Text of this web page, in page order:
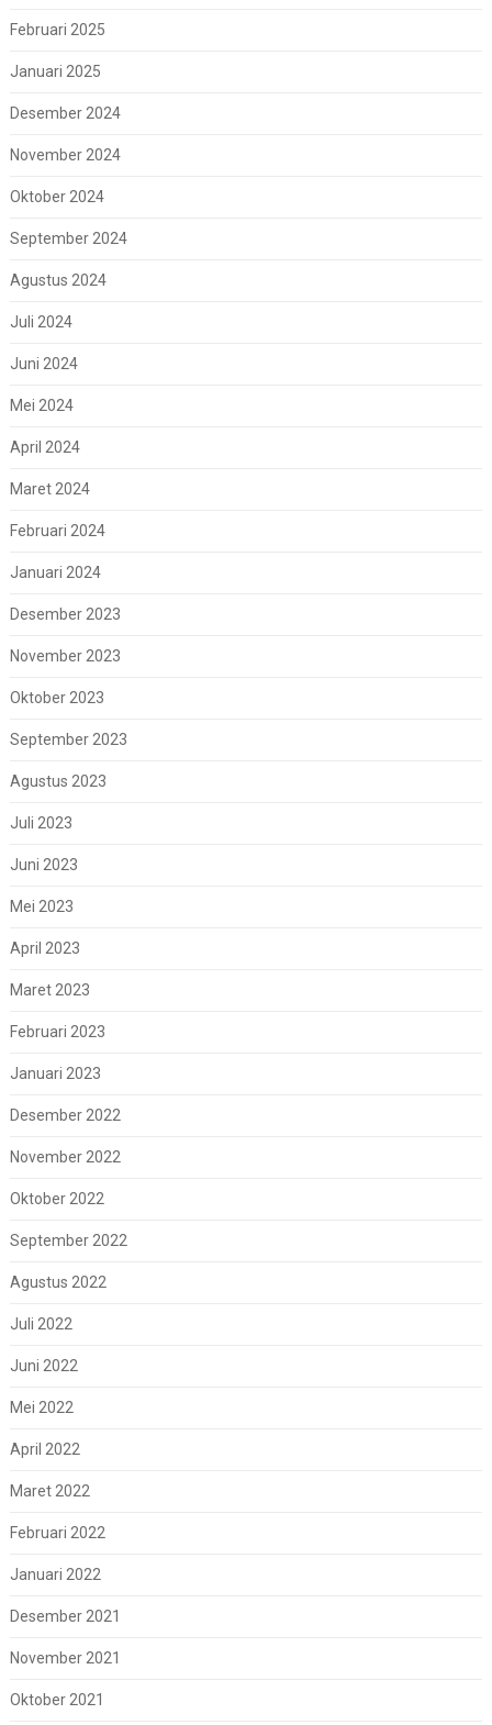
Februari 2025
Januari 2025
Desember 2024
November 2024
Oktober 2024
September 2024
Agustus 2024
Juli 2024
Juni 2024
Mei 2024
April 2024
Maret 2024
Februari 2024
Januari 2024
Desember 2023
November 2023
Oktober 2023
September 2023
Agustus 2023
Juli 2023
Juni 2023
Mei 2023
April 2023
Maret 2023
Februari 2023
Januari 2023
Desember 2022
November 2022
Oktober 2022
September 2022
Agustus 2022
Juli 2022
Juni 2022
Mei 2022
April 2022
Maret 2022
Februari 2022
Januari 2022
Desember 2021
November 2021
Oktober 2021